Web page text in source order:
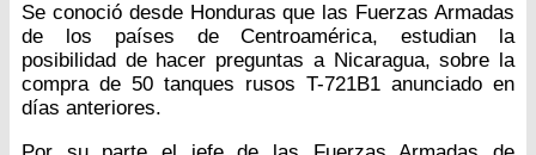
Se conoció desde Honduras que las Fuerzas Armadas
de los países de Centroamérica, estudian la
posibilidad de hacer preguntas a Nicaragua, sobre la
compra de 50 tanques rusos T-721B1 anunciado en
días anteriores.